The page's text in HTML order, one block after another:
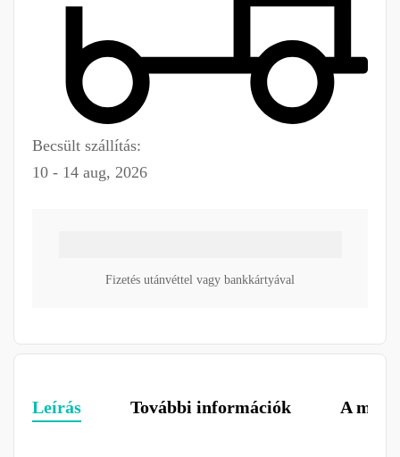
Becsült szállítás:
10 - 14 aug, 2026
Fizetés utánvéttel vagy bankkártyával
Leírás További információk A